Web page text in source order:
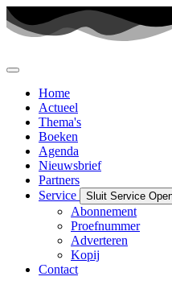
Ga
naar
Home
Actueel
Thema's
Boeken
Agenda
Nieuwsbrief
Partners
Service
Sluit Service
Abonnement
Proefnummer
Adverteren
Kopij
Contact